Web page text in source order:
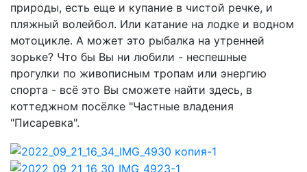
природы, есть еще и купание в чистой речке, и
пляжный волейбол. Или катание на лодке и водном
мотоцикле. А может это рыбалка на утренней
зорьке? Что бы Вы ни любили - неспешные
прогулки по живописным тропам или энергию
спорта - всё это Вы сможете найти здесь, в
коттеджном посёлке "Частные владения
"Писаревка".